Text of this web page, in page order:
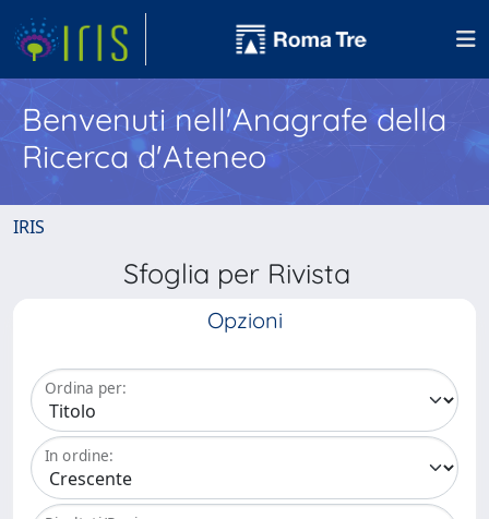
Benvenuti nell'Anagrafe della
Ricerca d'Ateneo
IRIS
Sfoglia per Rivista
Opzioni
Ordina per:
In ordine: